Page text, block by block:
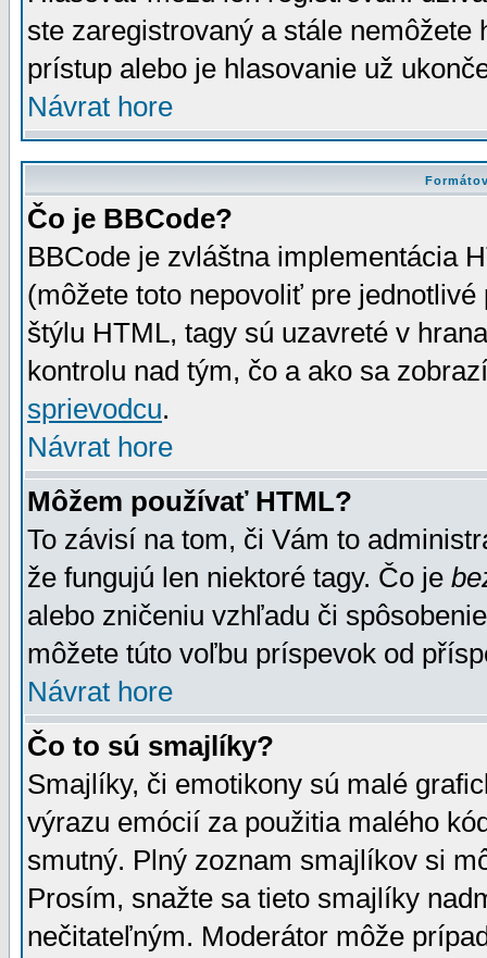
ste zaregistrovaný a stále
prístup alebo je hlasovanie už
Návrat hore
Čo je BBCode?
BBCode je zvláštna implementácia
(môžete toto nepovoliť pre
štýlu HTML, tagy sú uzavreté v
kontrolu nad tým, čo a ako sa
sprievodcu.
Návrat hore
Môžem používať HTML?
To závisí na tom, či Vám to
že fungujú len niektoré tagy. Čo je
alebo zničeniu vzhľadu či
môžete túto voľbu príspevok od
Návrat hore
Čo to sú smajlíky?
Smajlíky, či emotikony sú malé
výrazu emócií za použitia malého
smutný. Plný zoznam smajlíkov si
Prosím, snažte sa tieto smajlíky
nečitateľným. Moderátor môže